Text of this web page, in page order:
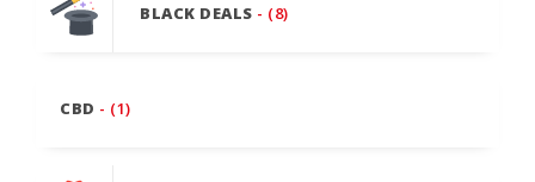
BLACK DEALS - (8)
CBD - (1)